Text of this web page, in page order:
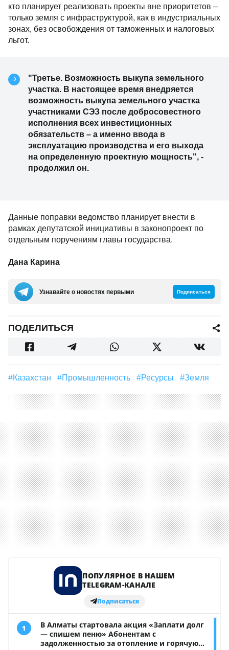
кто планирует реализовать проекты вне приоритетов –
только земля с инфраструктурой, как в индустриальных
зонах, без освобождения от таможенных и налоговых
льгот.
"Третье. Возможность выкупа земельного
участка. В настоящее время внедряется
возможность выкупа земельного участка
участниками СЭЗ после добросовестного
исполнения всех инвестиционных
обязательств – а именно ввода в
эксплуатацию производства и его выхода
на определенную проектную мощность", -
продолжил он.
Данные поправки ведомство планирует внести в
рамках депутатской инициативы в законопроект по
отдельным поручениям главы государства.
Дана Карина
Узнавайте о новостях первыми Подписаться
ПОДЕЛИТЬСЯ
#Казахстан #Промышленность #ресурсы #земля